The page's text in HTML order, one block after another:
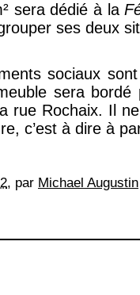
sera dédié à la
ses deux
sociaux
sera
rue Rochaix. Il
c’est à dire à
, par Michael Augustin